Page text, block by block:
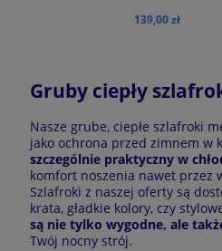
139,00 zł
do koszyka
Gruby ciepły
Nasze grube, ciepłe szlafroki
jako ochrona przed zimnem w
szczególnie praktyczny w
komfort noszenia nawet przez
Szlafroki z naszej oferty są
krata, gładkie kolory, czy
są nie tylko wygodne, ale
Twój nocny strój.